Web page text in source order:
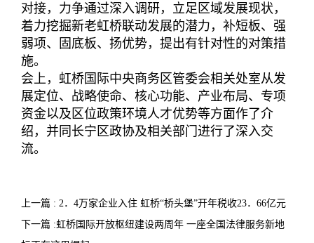
对接，力争通过深入调研，立足区域发展现状，
着力挖掘新老虹桥联动发展的潜力，补短板、强
弱项、固底板、扬优势，提出有针对性的对策措
施。
会上，虹桥国际中央商务区管委会相关处室从发
展定位、战略使命、核心功能、产业布局、专项
资金以及区位政策环境人才优势等方面作了介
绍，并同长宁区政协及相关部门进行了深入交
流。
上一篇 : 2．4万家企业入住 虹桥“桥头堡”开年税收23．66亿元
下一篇 :虹桥国际开放枢纽建设两周年 一座全国法律服务新地